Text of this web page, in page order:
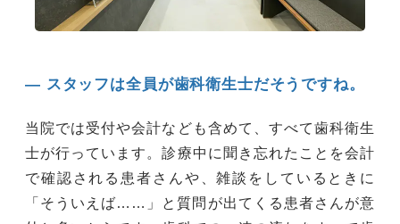
― スタッフは全員が歯科衛生士だそうですね。
当院では受付や会計なども含めて、すべて歯科衛生
士が行っています。診療中に聞き忘れたことを会計
で確認される患者さんや、雑談をしているときに
「そういえば……」と質問が出てくる患者さんが意